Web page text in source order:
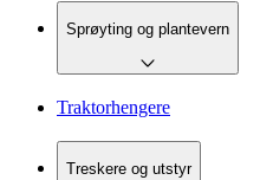
Sprøyting og plantevern
Traktorhengere
Treskere og utstyr